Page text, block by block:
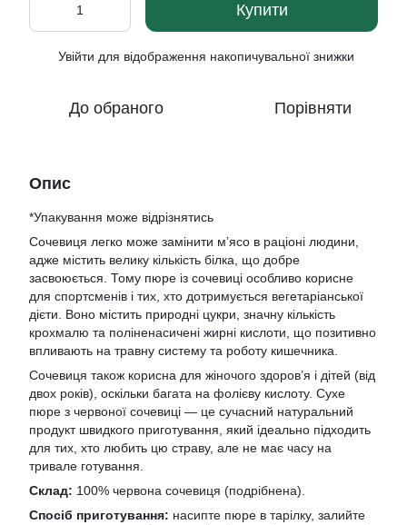
Купити
Увійти для відображення накопичувальної знижки
До обраного Порівняти
Опис
*Упакування може відрізнятись
Сочевиця легко може замінити м’ясо в раціоні людини,
адже містить велику кількість білка, що добре
засвоюється. Тому пюре із сочевиці особливо корисне
для спортсменів і тих, хто дотримується вегетаріанської
дієти. Воно містить природні цукри, значну кількість
крохмалю та поліненасичені жирні кислоти, що позитивно
впливають на травну систему та роботу кишечника.
Сочевиця також корисна для жіночого здоров’я і дітей (від
двох років), оскільки багата на фолієву кислоту. Сухе
пюре з червоної сочевиці — це сучасний натуральний
продукт швидкого приготування, який ідеально підходить
для тих, хто любить цю страву, але не має часу на
тривале готування.
Склад: 100% червона сочевиця (подрібнена).
Спосіб приготування: насипте пюре в тарілку, залийте